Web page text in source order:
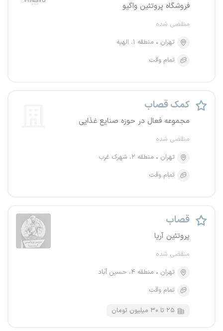
فروشگاه پروتئین واگیو
منقضی شده
تهران
منطقه ۱، الهیه
تمام وقت
کمک قصاب
مجموعه فعال در حوزه صنایع غذایی
منقضی شده
تهران
منطقه ۲، شهرک غرب
تمام وقت
قصاب
پروتئین آریا
منقضی شده
تهران
منطقه ۴، حسین آباد
تمام وقت
۲۵ تا ۳۰ میلیون تومان